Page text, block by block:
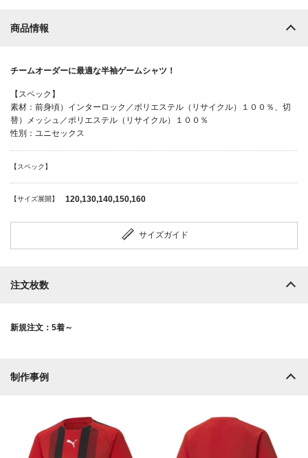
商品情報
チームオーダーに最適な半袖ゲームシャツ！
【スペック】
素材：前身頃）インターロック／ポリエステル（リサイクル）１００％、切
替）メッシュ／ポリエステル（リサイクル）１００％
性別：ユニセックス
【スペック】
【サイズ展開】 120,130,140,150,160
サイズガイド
注文枚数
新規注文：5着～
制作事例